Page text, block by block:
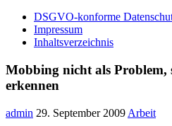
DSGVO-konforme
Impressum
Inhaltsverzeichnis
Mobbing nicht als Problem,
erkennen
admin 29. September 2009 Arbeit